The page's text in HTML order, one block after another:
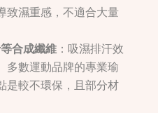
致濕重感，不適合大量
合成纖維 ：吸濕排汗效
多數運動品牌的專業瑜
是較不環保，且部分材